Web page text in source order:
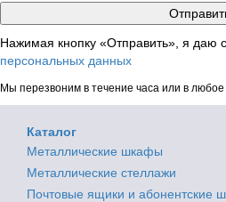
Нажимая кнопку «Отправить», я даю
персональных данных
Мы перезвоним в течение часа или в любое
Каталог
Металлические шкафы
Металлические стеллажи
Почтовые ящики и абонентские